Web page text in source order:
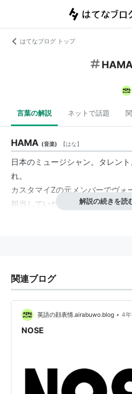
はてなブログ トップ
言葉の解説 ネットで話題
HAMA (音楽) 【はな】
日本のミュージシャン。タレン
れ。
カスタマイZの元メンバーでヴォ
担当していた。
解説の続きを読
関連ブログ
英語の顔表情.airabuwo.blog • 4
NOSE